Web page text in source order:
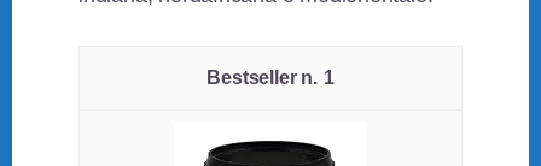
1